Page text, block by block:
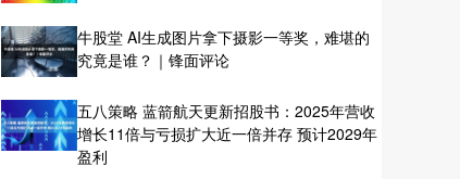
牛股堂 AI生成图片拿下摄影一等奖，难堪的
究竟是谁？｜锋面评论
五八策略 蓝箭航天更新招股书：2025年营收
增长11倍与亏损扩大近一倍并存 预计2029年
盈利